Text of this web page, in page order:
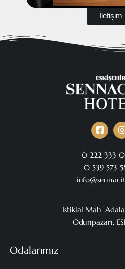
İletişim
0 222 333
0 539 573
İstiklal Mah.
Odunpazarı,
Odalarımız